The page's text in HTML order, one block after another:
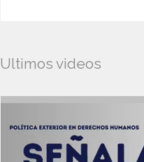
Ultimos videos